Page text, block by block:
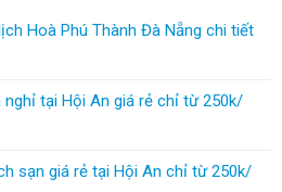
Hoà Phú Thành Đà Nẵng chi tiết
nghỉ tại Hội An giá rẻ chỉ từ 250k/
sạn giá rẻ tại Hội An chỉ từ 250k/